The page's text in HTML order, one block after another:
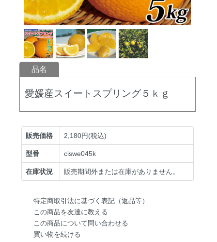
品名
愛媛産スイートスプリング５ｋｇ
販売価格 2,180円(税込)
型番 ciswe045k
在庫状況 販売期間外または在庫がありません。
特定商取引法に基づく表記（返品等）
この商品を友達に教える
この商品について問い合わせる
買い物を続ける